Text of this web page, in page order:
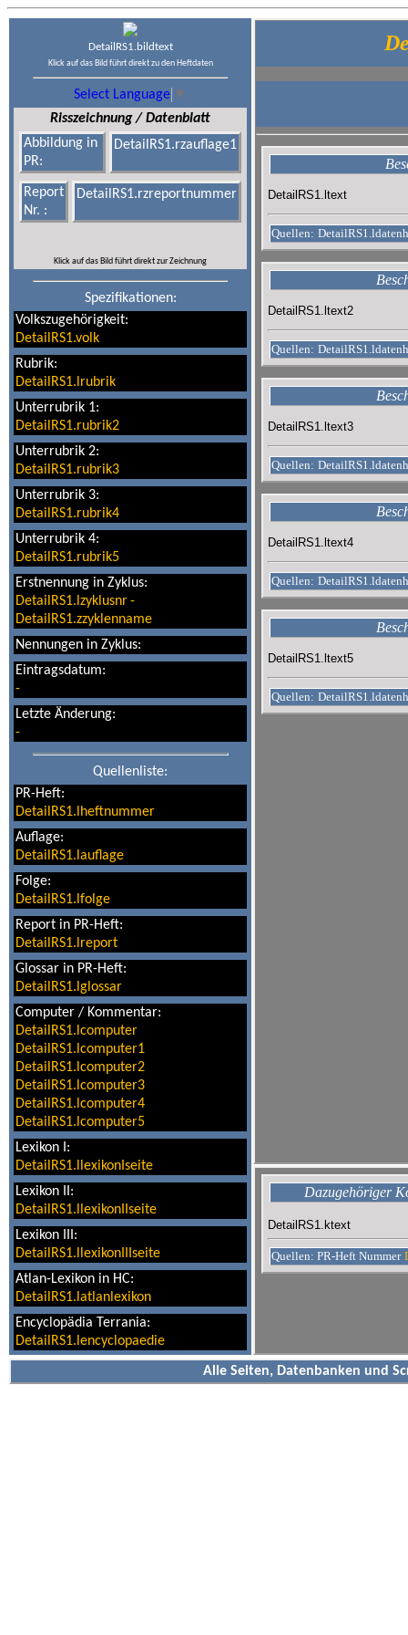
DetailRS1.bildtext
Klick auf das Bild führt direkt zu den Heftdaten
Select Language ▼
Risszeichnung / Datenblatt
Abbildung in
PR:
DetailRS1.rzauflage1
Report
Nr. :
DetailRS1.rzreportnummer
Klick auf das Bild führt direkt zur Zeichnung
Spezifikationen:
Volkszugehörigkeit:
DetailRS1.volk
Rubrik:
DetailRS1.lrubrik
Unterrubrik 1:
DetailRS1.rubrik2
Unterrubrik 2:
DetailRS1.rubrik3
Unterrubrik 3:
DetailRS1.rubrik4
Unterrubrik 4:
DetailRS1.rubrik5
Erstnennung in Zyklus:
DetailRS1.lzyklusnr-
DetailRS1.zzyklenname
Nennungen in Zyklus:
Eintragsdatum:
-
Letzte Änderung:
-
Quellenliste:
PR-Heft:
DetailRS1.lheftnummer
Auflage:
DetailRS1.lauflage
Folge:
DetailRS1.lfolge
Report in PR-Heft:
DetailRS1.lreport
Glossar in PR-Heft:
DetailRS1.lglossar
Computer / Kommentar:
DetailRS1.lcomputer
DetailRS1.lcomputer1
DetailRS1.lcomputer2
DetailRS1.lcomputer3
DetailRS1.lcomputer4
DetailRS1.lcomputer5
Lexikon I:
DetailRS1.llexikonIseite
Lexikon II:
DetailRS1.llexikonIIseite
Lexikon III:
DetailRS1.llexikonIIIseite
Atlan-Lexikon in HC:
DetailRS1.latlanlexikon
Encyclopädia Terrania:
DetailRS1.lencyclopaedie
DetailRS1.ltext
Quellen:
DetailRS1.ltext2
Quellen:
DetailRS1.ltext3
Quellen:
DetailRS1.ltext4
Quellen:
DetailRS1.ltext5
Quellen:
Dazugehöriger
DetailRS1.ktext
Quellen: PR-Heft Nummer
Alle Seiten, Datenbanken und